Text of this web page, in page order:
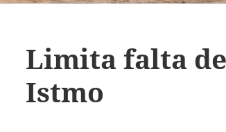
Limita falta
Istmo